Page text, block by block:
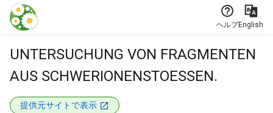
本文に飛ぶ
ヘルプEnglish
UNTERSUCHUNG VON FRAGMENTEN
AUS SCHWERIONENSTOESSEN.
提供元サイトで表示